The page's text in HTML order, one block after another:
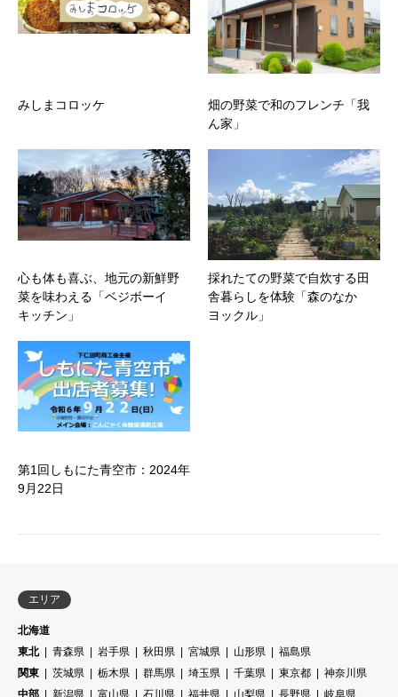
みしまコロッケ
畑の野菜で和のフレンチ「我
ん家」
心も体も喜ぶ、地元の新鮮野
菜を味わえる「ベジボーイ
キッチン」
採れたての野菜で自炊する田
舎暮らしを体験「森のなか
ヨックル」
第1回しもにた青空市：2024年
9月22日
エリア
北海道
東北
青森県 岩手県 秋田県 宮城県 山形県
福島県
関東
茨城県 栃木県 群馬県 埼玉県 千葉県 東京都
神奈川県
中部
新潟県 富山県 石川県 福井県 山梨県 長野県
岐阜県